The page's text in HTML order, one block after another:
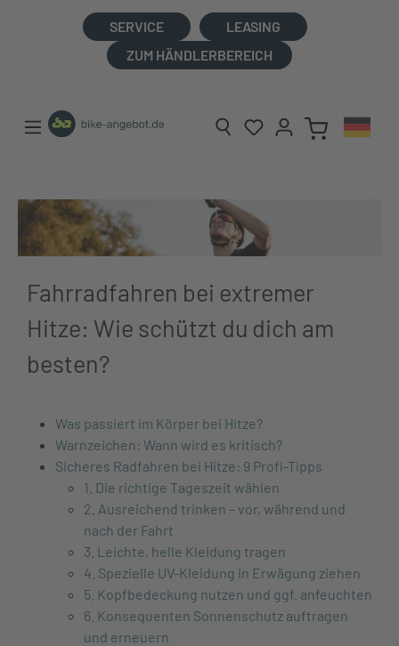
SERVICE
LEASING
ZUM HÄNDLERBEREICH
Fahrradfahren bei extremer
Hitze: Wie schützt du dich am
besten?
Was passiert im Körper bei Hitze?
Warnzeichen: Wann wird es kritisch?
Sicheres Radfahren bei Hitze: 9 Profi-Tipps
1. Die richtige Tageszeit wählen
2. Ausreichend trinken – vor, während und
nach der Fahrt
3. Leichte, helle Kleidung tragen
4. Spezielle UV-Kleidung in Erwägung ziehen
5. Kopfbedeckung nutzen und ggf. anfeuchten
6. Konsequenten Sonnenschutz auftragen
und erneuern